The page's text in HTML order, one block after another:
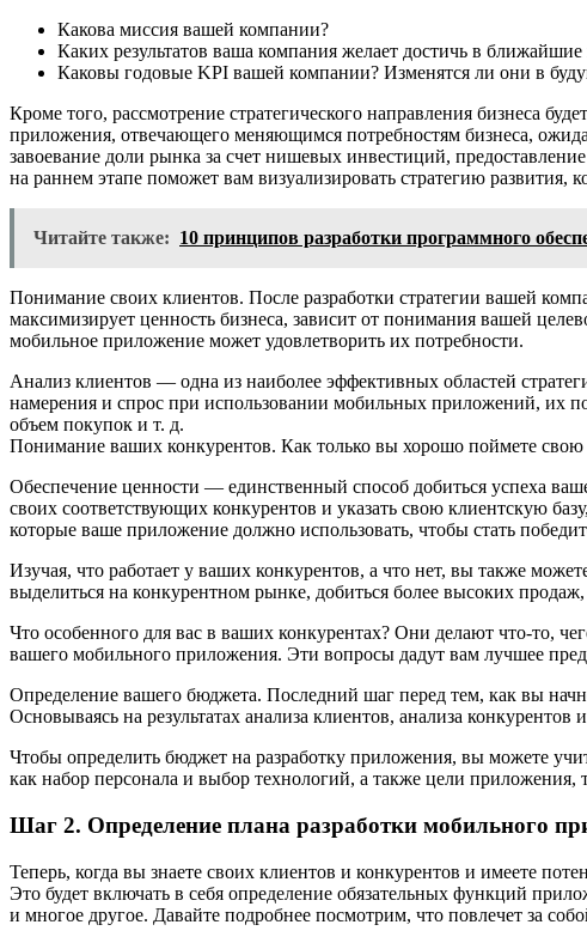
Какова миссия вашей компании?
Каких результатов ваша компания желает достичь в ближайшие
Каковы годовые KPI вашей компании? Изменятся ли они в
Кроме того, рассмотрение стратегического направления бизнеса
приложения, отвечающего меняющимся потребностям бизнеса,
завоевание доли рынка за счет нишевых инвестиций,
на раннем этапе поможет вам визуализировать стратегию развития,
Читайте также: 10 принципов разработки программного
Понимание своих клиентов. После разработки стратегии вашей
максимизирует ценность бизнеса, зависит от понимания вашей
мобильное приложение может удовлетворить их потребности.
Анализ клиентов — одна из наиболее эффективных областей
намерения и спрос при использовании мобильных приложений, их
объем покупок и т. д.
Понимание ваших конкурентов. Как только вы хорошо поймете
Обеспечение ценности — единственный способ добиться успеха
своих соответствующих конкурентов и указать свою клиентскую
которые ваше приложение должно использовать, чтобы стать
Изучая, что работает у ваших конкурентов, а что нет, вы также
выделиться на конкурентном рынке, добиться более высоких
Что особенного для вас в ваших конкурентах? Они делают что-то,
вашего мобильного приложения. Эти вопросы дадут вам лучшее
Определение вашего бюджета. Последний шаг перед тем, как вы
Основываясь на результатах анализа клиентов, анализа
Чтобы определить бюджет на разработку приложения, вы можете
как набор персонала и выбор технологий, а также цели приложения,
Шаг 2. Определение плана разработки мобильного
Теперь, когда вы знаете своих клиентов и конкурентов и имеете
Это будет включать в себя определение обязательных функций
и многое другое. Давайте подробнее посмотрим, что повлечет за